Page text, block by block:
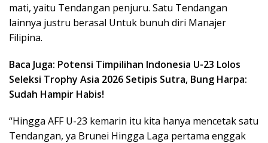
mati, yaitu Tendangan penjuru. Satu Tendangan
lainnya justru berasal Untuk bunuh diri Manajer
Filipina.
Baca Juga: Potensi Timpilihan Indonesia U-23 Lolos
Seleksi Trophy Asia 2026 Setipis Sutra, Bung Harpa:
Sudah Hampir Habis!
“Hingga AFF U-23 kemarin itu kita hanya mencetak satu
Tendangan, ya Brunei Hingga Laga pertama enggak